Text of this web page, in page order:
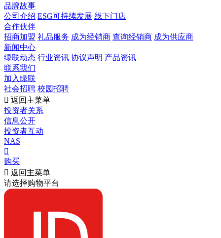
品牌故事
公司介绍 ESG可持续发展 线下门店
合作伙伴
招商加盟 礼品服务 成为经销商 查询经销商 成为供应商
新闻中心
绿联动态 行业资讯 协议声明 产品资讯
联系我们
加入绿联
社会招聘 校园招聘
 返回主菜单
投资者关系
信息公开
投资者互动
NAS

购买
 返回主菜单
请选择购物平台